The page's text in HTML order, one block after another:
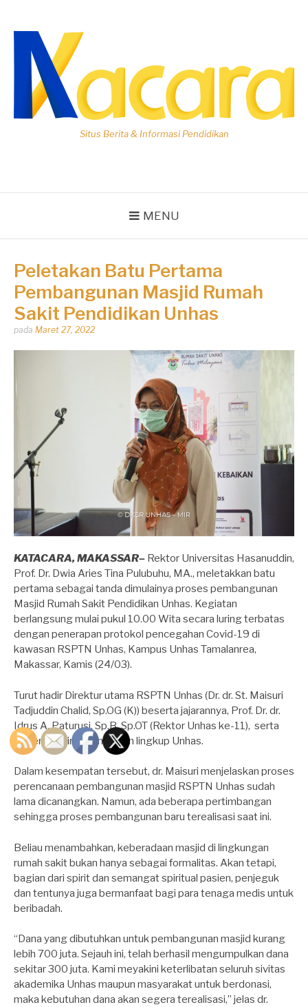
konten
Situs Berita & Informasi Pendidikan
MENU
Peletakan Batu Pertama
Pembangunan Masjid Rumah
Sakit Pendidikan Unhas
Dipos
pada Maret 27, 2022
KATACARA, MAKASSAR– Rektor Universitas Hasanuddin,
Prof. Dr. Dwia Aries Tina Pulubuhu, MA., meletakkan batu
pertama sebagai tanda dimulainya proses pembangunan
Masjid Rumah Sakit Pendidikan Unhas. Kegiatan
berlangsung mulai pukul 10.00 Wita secara luring terbatas
dengan penerapan protokol pencegahan Covid-19 di
kawasan RSPTN Unhas, Kampus Unhas Tamalanrea,
Makassar, Kamis (24/03).
Turut hadir Direktur utama RSPTN Unhas (Dr. dr. St. Maisuri
Tadjuddin Chalid, Sp.OG (K)) beserta jajarannya, Prof. Dr. dr.
Idrus A. Paturusi, Sp.B, Sp.OT (Rektor Unhas ke-11), serta
beberapa pimpinan dekan lingkup Unhas.
Dalam kesempatan tersebut, dr. Maisuri menjelaskan proses
perencanaan pembangunan masjid RSPTN Unhas sudah
lama dicanangkan. Namun, ada beberapa pertimbangan
sehingga proses pembangunan baru terealisasi saat ini.
Beliau menambahkan, keberadaan masjid di lingkungan
rumah sakit bukan hanya sebagai formalitas. Akan tetapi,
bagian dari spirit dan semangat spiritual pasien, penjeguk
dan tentunya juga bermanfaat bagi para tenaga medis untuk
beribadah.
“Dana yang dibutuhkan untuk pembangunan masjid kurang
lebih 700 juta. Sejauh ini, telah berhasil mengumpulkan dana
sekitar 300 juta. Kami meyakini keterlibatan seluruh sivitas
akademika Unhas maupun masyarakat untuk berdonasi,
maka kebutuhan dana akan segera terealisasi,” jelas dr.